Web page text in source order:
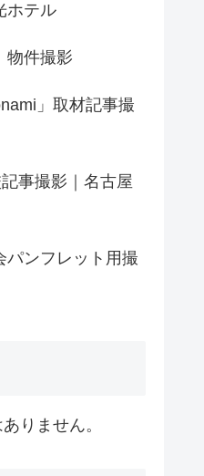
ホテル
物件撮影
」取材記事撮
事撮影｜名古屋
パンフレット用撮
りません。